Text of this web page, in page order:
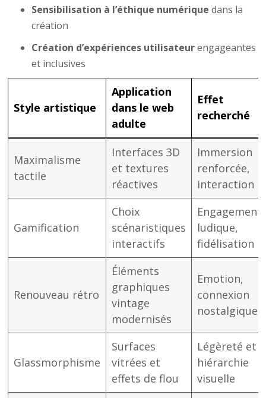
Sensibilisation à l’éthique numérique dans la
création
Création d’expériences utilisateurengageantes
et inclusives
Style artistique
Application
dans le web
adulte
Effet
recherché
Maximalisme
tactile
Interfaces 3D
et textures
réactives
Immersion
renforcée,
interaction
Gamification
Choix
scénaristiques
interactifs
Engagement
ludique,
fidélisation
Renouveau rétro
Éléments
graphiques
vintage
modernisés
Emotion,
connexion
nostalgique
Glassmorphisme
Surfaces
vitrées et
effets de flou
Légèreté et
hiérarchie
visuelle